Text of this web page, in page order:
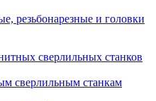
резьбонарезные и головки
сверлильных станков
сверлильным станкам